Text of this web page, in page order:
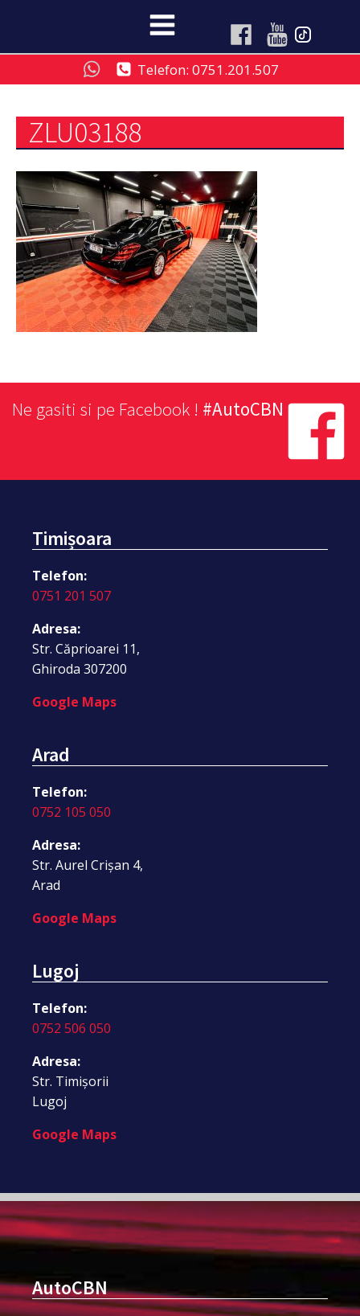
Telefon: 0751.201.507
ZLU03188
Ne gasiti si pe Facebook ! #AutoCBN
Timișoara
Telefon:
0751 201 507
Adresa:
Str. Căprioarei 11,
Ghiroda 307200
Google Maps
Arad
Telefon:
0752 105 050
Adresa:
Str. Aurel Crișan 4,
Arad
Google Maps
Lugoj
Telefon:
0752 506 050
Adresa:
Str. Timișorii
Lugoj
Google Maps
AutoCBN